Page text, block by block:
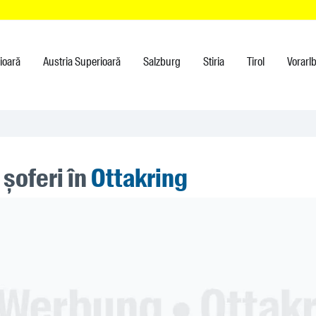
Austria Superioară Salzburg Stiria Tirol
înOttakring